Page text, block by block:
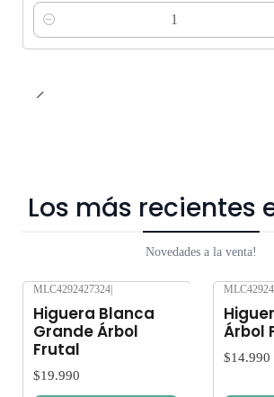
Cantidad
Los más recientes
Novedades a la venta!
MLC4292427324|
Higuera Blanca
Grande Árbol
Frutal
$19.990
Árbol
$14.990